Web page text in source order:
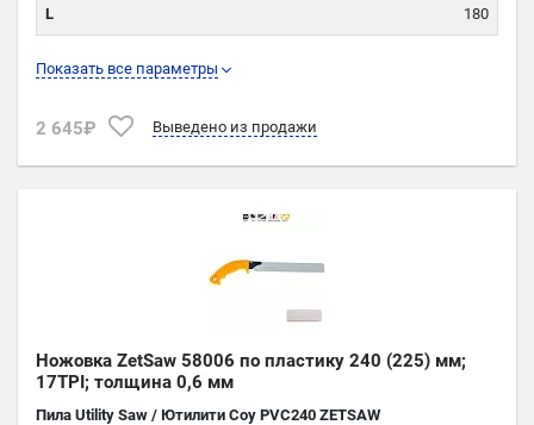
Показать все параметры
L 180
P
2 645₽ Выведено из продажи
Ножовка ZetSaw 58006 по пластику 240 (225) мм;
17TPI; толщина 0,6 мм
Пила Utility Saw / Ютилити Сoу PVC240 ZETSAW